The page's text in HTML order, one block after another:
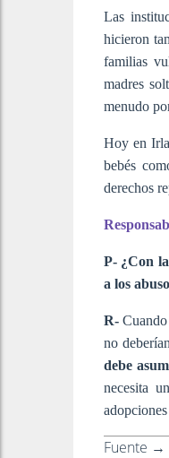
Las
hicieron
familias
madres
menudo
Hoy en
bebés
derechos
P- ¿Con
a los
R-
no
debe
necesita
Fuente →